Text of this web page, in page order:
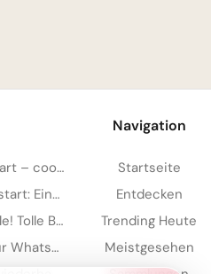
Volle Power für den Schulstart – coole Sprüche für TikTok!
Servus Motiv für den Schulstart: Eine lustige Eichhörnchen Grafik für WhatsApp
Ein Super-Start in die Schule! Tolle Bilder für Pinterest zum Teilen.
Motivierender Schulstart für WhatsApp: Energiegeladen ins neue Schuljahr!
Navigation
Startseite
Entdecken
Trending Heute
Meistgesehen